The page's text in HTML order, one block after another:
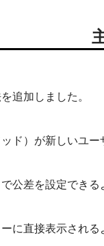
追加しました。
ド）が新しいユ
公差を設定でき
に直接表示され